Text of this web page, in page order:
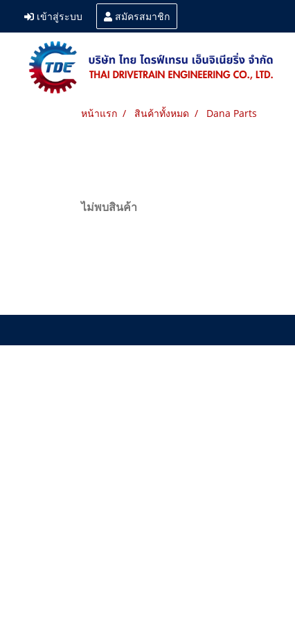
เข้าสู่ระบบ สมัครสมาชิก
หน้าแรก สินค้าทั้งหมด Dana Parts
ไม่พบสินค้า